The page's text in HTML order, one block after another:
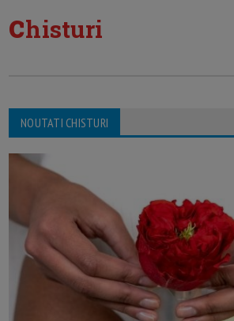
chisturi
NOUTATI CHISTURI